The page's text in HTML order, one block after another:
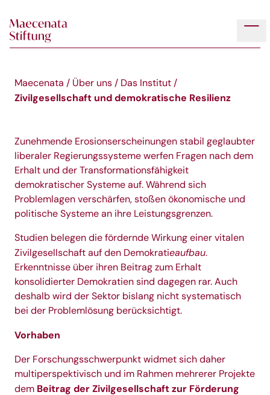
Maecenata / Über uns / Das Institut /
Zivilgesellschaft und demokratische Resilienz
Zunehmende Erosionserscheinungen stabil geglaubter
liberaler Regierungssysteme werfen Fragen nach dem
Erhalt und der Transformationsfähigkeit
demokratischer Systeme auf. Während sich
Problemlagen verschärfen, stoßen ökonomische und
politische Systeme an ihre Leistungsgrenzen.
Studien belegen die fördernde Wirkung einer vitalen
Zivilgesellschaft auf den Demokratieaufbau.
Erkenntnisse über ihren Beitrag zum Erhalt
konsolidierter Demokratien sind dagegen rar. Auch
deshalb wird der Sektor bislang nicht systematisch
bei der Problemlösung berücksichtigt.
Vorhaben
Der Forschungsschwerpunkt widmet sich daher
multiperspektivisch und im Rahmen mehrerer Projekte
dem Beitrag der Zivilgesellschaft zur Förderung